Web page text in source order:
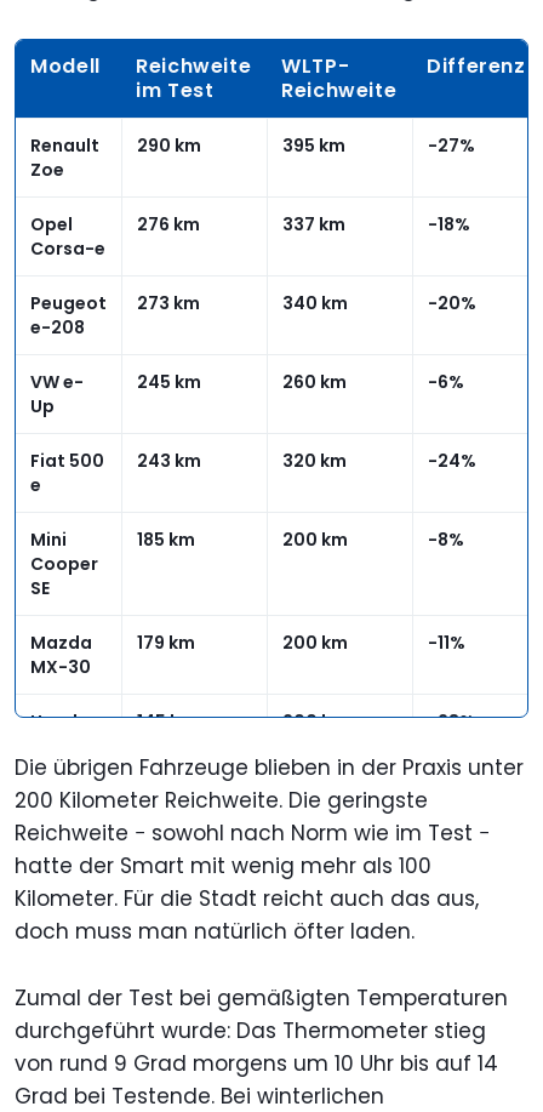
Modell
Reichweite
im Test
WLTP-
Reichweite
Differenz
Renault
Zoe
290 km 395 km -27%
Opel
Corsa-e
276 km 337 km -18%
Peugeot
e-208
273 km 340 km -20%
VW e-
Up
245 km 260 km -6%
Fiat 500
e
243 km 320 km -24%
Mini
Cooper
SE
185 km 200 km -8%
Mazda
MX-30
179 km 200 km -11%
Honda e 145 km 200 km -28%
Smart
EQ
Forfour
109 km 130 km -16%
Die übrigen Fahrzeuge blieben in der Praxis unter
200 Kilometer Reichweite. Die geringste
Reichweite − sowohl nach Norm wie im Test −
hatte der Smart mit wenig mehr als 100
Kilometer. Für die Stadt reicht auch das aus,
doch muss man natürlich öfter laden.
Zumal der Test bei gemäßigten Temperaturen
durchgeführt wurde: Das Thermometer stieg
von rund 9 Grad morgens um 10 Uhr bis auf 14
Grad bei Testende. Bei winterlichen